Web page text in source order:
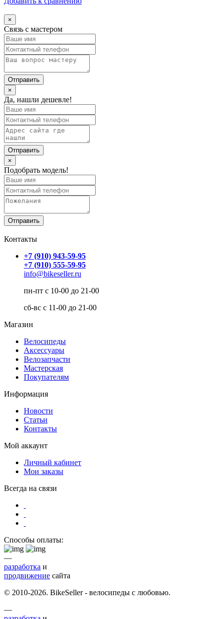
×
Связь с мастером
×
Да, нашли дешевле!
×
Подобрать модель!
Контакты
+7 (910) 943-59-95
+7 (910) 555-59-95
info@bikeseller.ru
пн-пт с 10-00 до 21-00
сб-вс с 11-00 до 21-00
Магазин
Велосипеды
Аксессуары
Велозапчасти
Мастерская
Покупателям
Информация
Новости
Статьи
Контакты
Мой аккаунт
Личный кабинет
Мои заказы
Всегда на связи
Способы оплаты:
—
разработка и
продвижение сайта
© 2010-2026. BikeSeller - велосипеды с любовью.
—